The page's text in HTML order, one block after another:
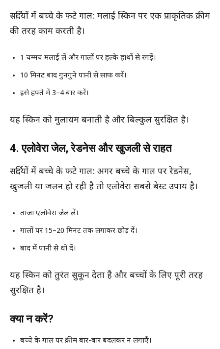
सर्दियों में बच्चे के फटे गाल: मलाई स्किन पर एक प्राकृतिक क्रीम
की तरह काम करती है।
1 चम्मच मलाई लें और गालों पर हल्के हाथों से रगड़ें।
10 मिनट बाद गुनगुने पानी से साफ करें।
इसे हफ्ते में 3–4 बार करें।
यह स्किन को मुलायम बनाती है और बिल्कुल सुरक्षित है।
4. एलोवेरा जेल, रेडनेस और खुजली से राहत
सर्दियों में बच्चे के फटे गाल: अगर बच्चे के गाल पर रेडनेस,
खुजली या जलन हो रही है तो एलोवेरा सबसे बेस्ट उपाय है।
ताजा एलोवेरा जेल लें।
गालों पर 15–20 मिनट तक लगाकर छोड़ दें।
बाद में पानी से धो दें।
यह स्किन को तुरंत सुकून देता है और बच्चों के लिए पूरी तरह
सुरक्षित है।
क्या न करें?
बच्चे के गाल पर क्रीम बार-बार बदलकर न लगाएँ।